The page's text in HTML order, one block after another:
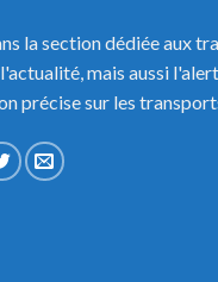
la section dédiée aux
mais aussi
précise sur les